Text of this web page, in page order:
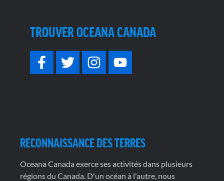
TROUVER OCEANA CANADA
RECONNAISSANCE DES TERRES
Oceana Canada exerce ses activités dans plusieurs
régions du Canada. D'un océan à l'autre, nous